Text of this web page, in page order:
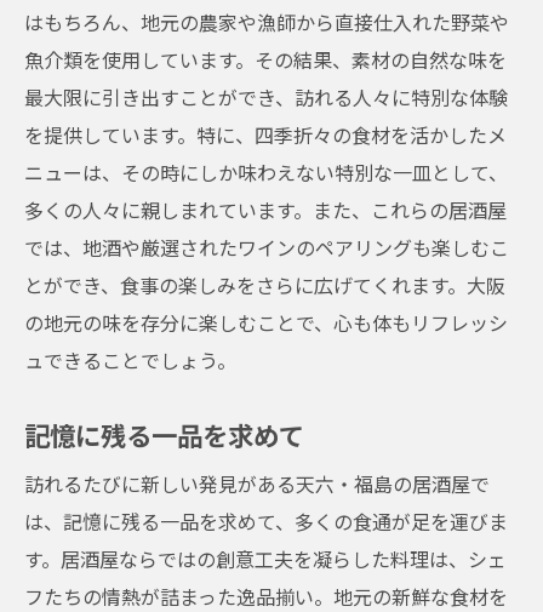
はもちろん、地元の農家や漁師から直接仕入れた野菜や
魚介類を使用しています。その結果、素材の自然な味を
最大限に引き出すことができ、訪れる人々に特別な体験
を提供しています。特に、四季折々の食材を活かしたメ
ニューは、その時にしか味わえない特別な一皿として、
多くの人々に親しまれています。また、これらの居酒屋
では、地酒や厳選されたワインのペアリングも楽しむこ
とができ、食事の楽しみをさらに広げてくれます。大阪
の地元の味を存分に楽しむことで、心も体もリフレッシ
ュできることでしょう。
記憶に残る一品を求めて
訪れるたびに新しい発見がある天六・福島の居酒屋で
は、記憶に残る一品を求めて、多くの食通が足を運びま
す。居酒屋ならではの創意工夫を凝らした料理は、シェ
フたちの情熱が詰まった逸品揃い。地元の新鮮な食材を